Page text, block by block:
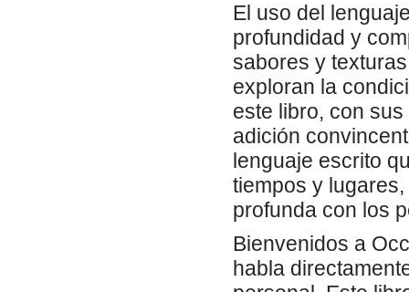
El uso del
profundidad y
sabores y
exploran la
este libro, con
adición
lenguaje escrito
tiempos y
profunda con los
Bienvenidos a
habla